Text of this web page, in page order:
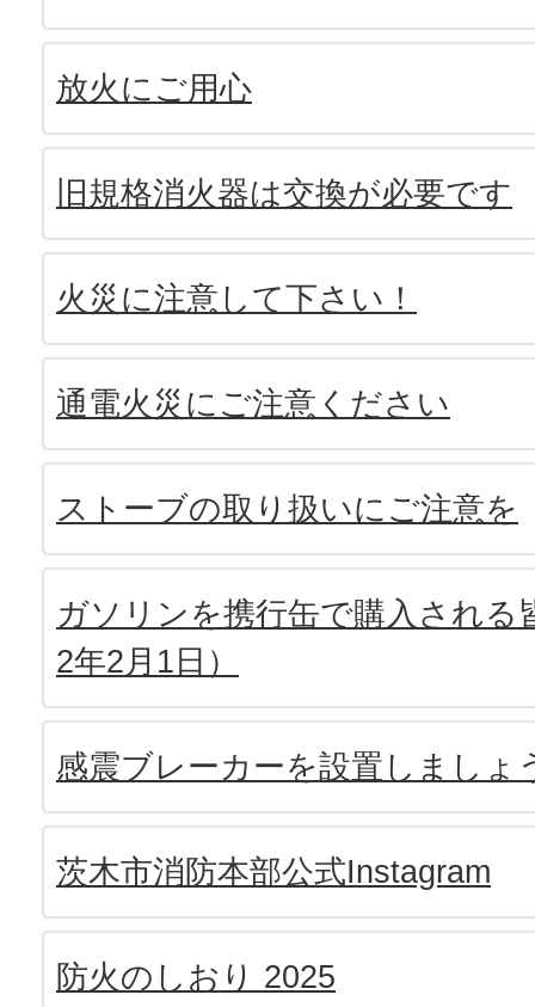
放火にご用心
旧規格消火器は交換が必要です
火災に注意して下さい！
通電火災にご注意ください
ストーブの取り扱いにご注意を
ガソリンを携行缶で購入される
2年2月1日）
感震ブレーカーを設置しましょ
茨木市消防本部公式Instagram
防火のしおり 2025